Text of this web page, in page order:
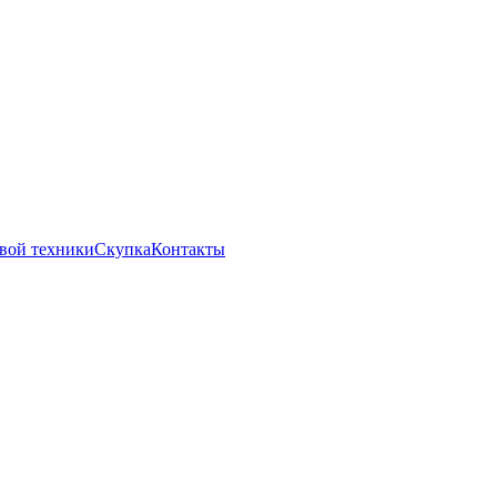
техникиСкупкаКонтакты